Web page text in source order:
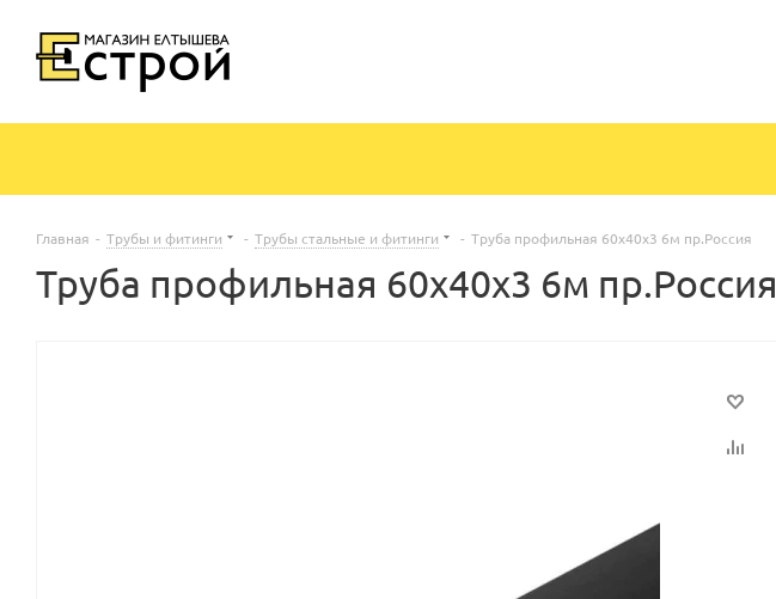
Главная - Трубы и фитинги - Трубы стальные и фитинги - Труба профильная 60х40х3 6м пр.Россия
Труба профильная 60х40х3 6м пр.Россия